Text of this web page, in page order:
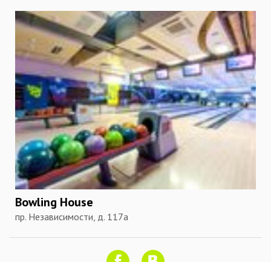
Bowling House
пр. Независимости, д. 117а